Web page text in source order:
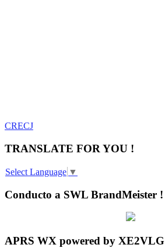
CRECJ
TRANSLATE FOR YOU !
Select Language ▼
Conducto a SWL BrandMeister !
APRS WX powered by XE2VLG